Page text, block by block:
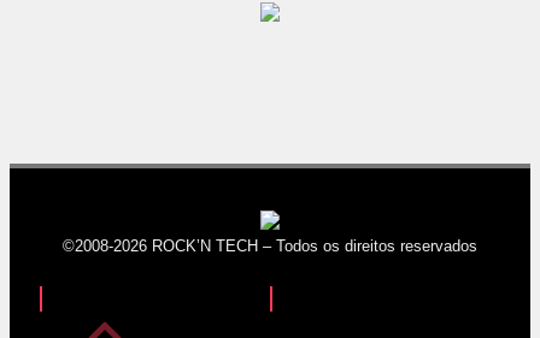
©2008-2026 ROCK’N TECH – Todos os direitos reservados